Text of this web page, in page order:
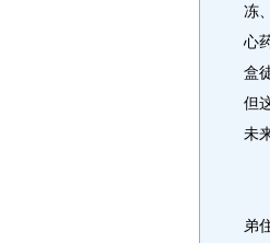
冻
心
盒
但
未
弟